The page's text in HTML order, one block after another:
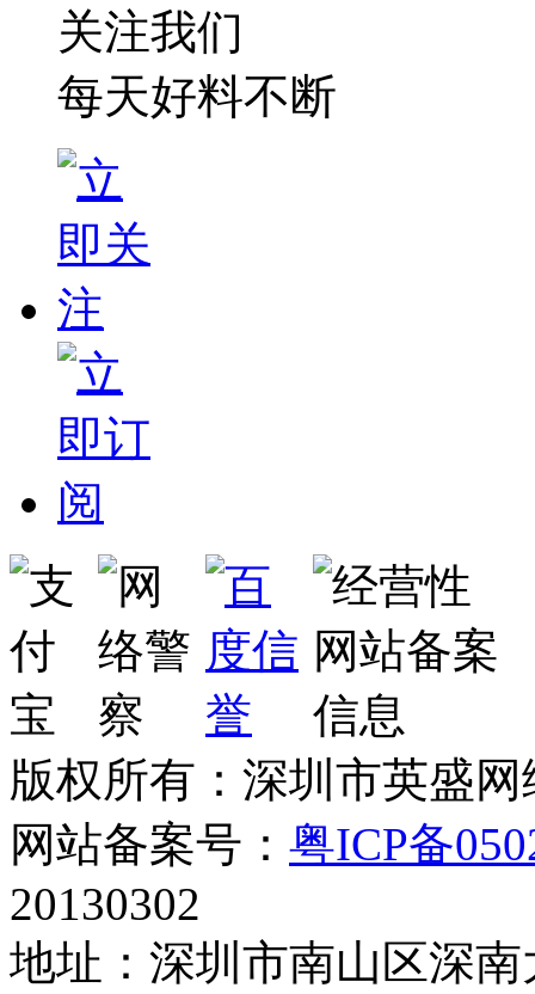
关注我们
每天好料不断
版权所有：深圳市英盛
网站备案号： 粤ICP备
20130302
地址：深圳市南山区深